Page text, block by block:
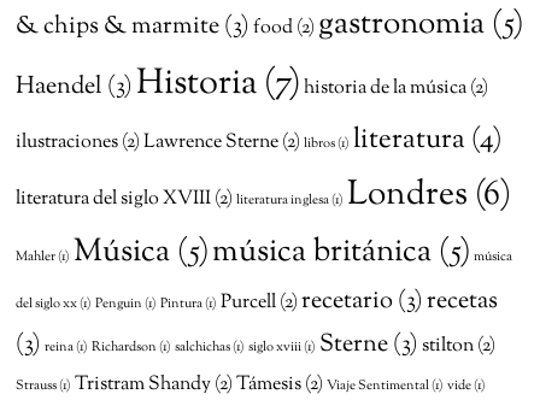
& chips & marmite(3) food(2) gastronomia (5)
Haendel (3)Historia(7)historia de la música(2)
ilustraciones(2)Lawrence Sterne(2) libros(1) literatura (4)
literatura del siglo XVIII(2) literatura inglesa(1) Londres (6)
Mahler(1) Música (5)música británica (5) música
del siglo xx(1) Penguin (1) Pintura(1) Purcell(2)recetario(3)recetas
(3) reina(1) Richardson (1) salchichas(1) siglo xviii(1) Sterne(3) stilton(2)
Strauss(1) Tristram Shandy(2)Támesis(2) Viaje Sentimental(1) vide(1)